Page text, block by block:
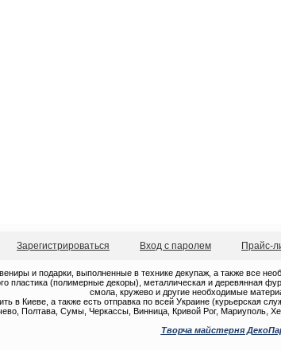
Зарегистрироваться Вход с паролем Прайс-
и подарки, выполненные в технике декупаж, а также все
пластика (полимерные декоры), металлическая и деревянная
смола, кружево и другие необходимые
в Киеве, а также есть отправка по всей Украине (курьерская
Полтава, Сумы, Черкассы, Винница, Кривой Рог, Мариуполь,
Творча майстерня